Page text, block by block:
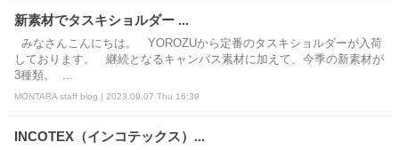
新素材でタスキショルダー ...
みなさんこんにちは。 YOROZUから定番のタスキショルダーが入荷
しております。 継続となるキャンバス素材に加えて、今季の新素材が
3種類。 ...
MONTARA staff blog | 2023.09.07 Thu 16:39
INCOTEX（インコテックス）...